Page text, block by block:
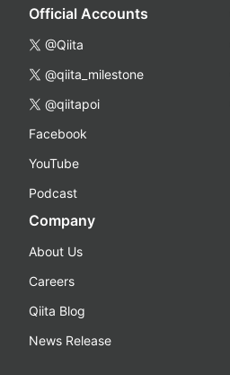
Official Accounts
@Qiita
@qiita_milestone
@qiitapoi
Facebook
YouTube
Podcast
Company
About Us
Careers
Qiita Blog
News Release